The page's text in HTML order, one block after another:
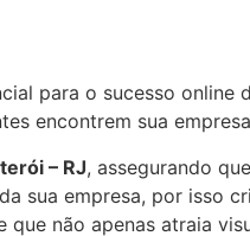
para o sucesso
encontrem sua
– RJ, assegurando
sua empresa, por isso
não apenas atraia